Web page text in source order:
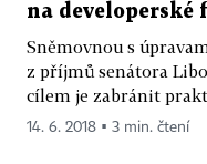
na developerské
Sněmovnou s
z příjmů senátora
cílem je zabránit
14. 6. 2018 ▪ 3 min. čtení